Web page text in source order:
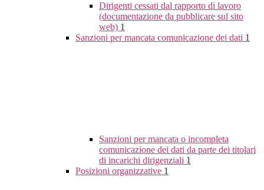
Dirigenti cessati dal rapporto di lavoro
(documentazione da pubblicare sul sito
web) 1
Sanzioni per mancata comunicazione dei dati 1
Sanzioni per mancata o incompleta
comunicazione dei dati da parte dei titolari
di incarichi dirigenziali 1
Posizioni organizzative 1